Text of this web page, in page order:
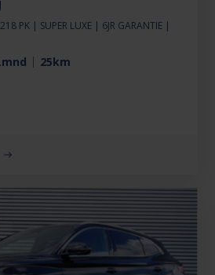
PK | SUPER LUXE | 6JR GARANTIE |
25km